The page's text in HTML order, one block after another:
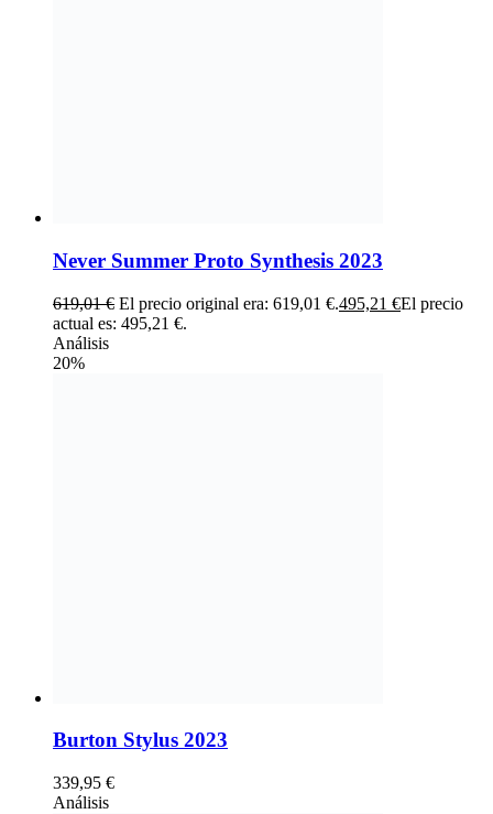
Never Summer Proto Synthesis 2023
619,01€ El precio original era: 619,01 €.495,21 €El precio
actual es: 495,21 €.
Análisis
20%
Burton Stylus 2023
339,95 €
Análisis